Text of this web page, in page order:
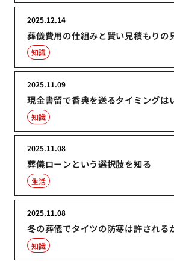
葬儀費用の仕組みと賢い見積もりの
2025.12.14
知識
現金書留で香典を送るタイミングは
2025.11.09
知識
葬儀ローンという選択肢を知る
2025.11.08
生活
冬の葬儀でタイツの防寒は許される
2025.11.08
知識